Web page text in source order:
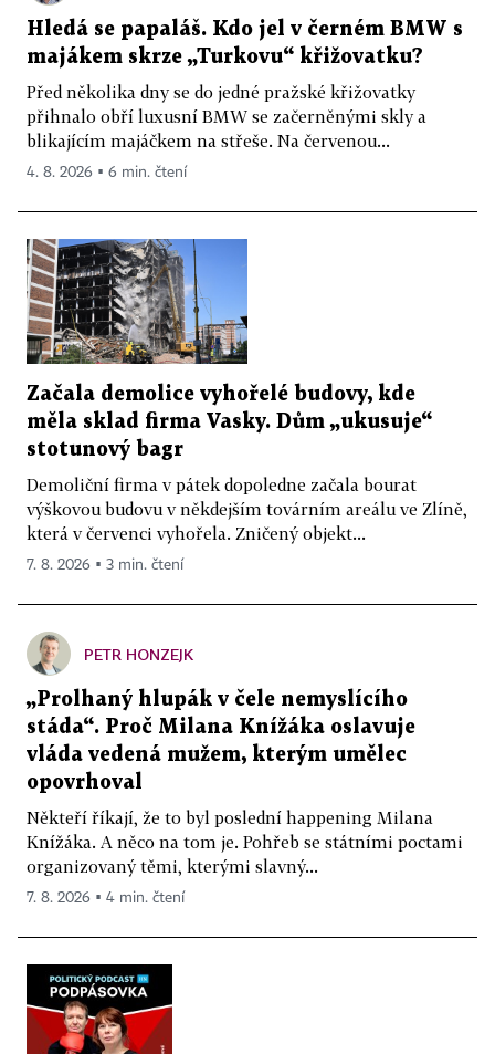
Hledá se papaláš. Kdo jel v černém BMW s
majákem skrze „Turkovu“ křižovatku?
Před několika dny se do jedné pražské křižovatky
přihnalo obří luxusní BMW se začerněnými skly a
blikajícím majáčkem na střeše. Na červenou...
4. 8. 2026 ▪ 6 min. čtení
Začala demolice vyhořelé budovy, kde
měla sklad firma Vasky. Dům „ukusuje“
stotunový bagr
Demoliční firma v pátek dopoledne začala bourat
výškovou budovu v někdejším továrním areálu ve Zlíně,
která v červenci vyhořela. Zničený objekt...
7. 8. 2026 ▪ 3 min. čtení
PETR HONZEJK
„Prolhaný hlupák v čele nemyslícího
stáda“. Proč Milana Knížáka oslavuje
vláda vedená mužem, kterým umělec
opovrhoval
Někteří říkají, že to byl poslední happening Milana
Knížáka. A něco na tom je. Pohřeb se státními poctami
organizovaný těmi, kterými slavný...
7. 8. 2026 ▪ 4 min. čtení